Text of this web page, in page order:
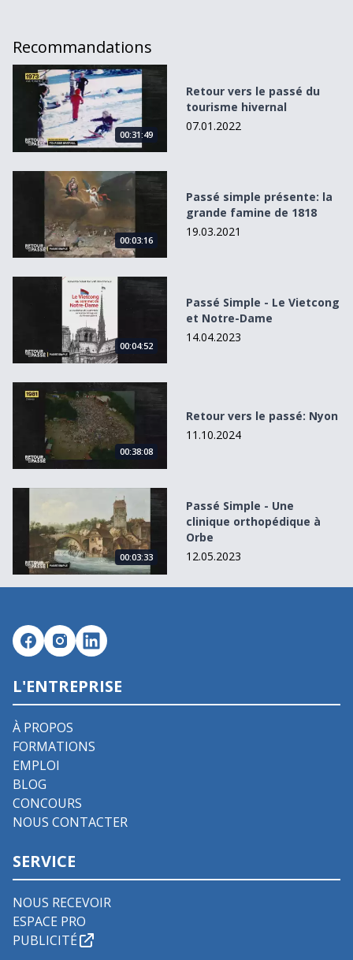
Recommandations
Retour vers le passé du tourisme hivernal
00:31:49
Retour vers le passé du
tourisme hivernal
07.01.2022
Passé simple présente: la grande famine de 1818
00:03:16
Passé simple présente: la
grande famine de 1818
19.03.2021
Passé Simple - Le Vietcong et Notre-Dame
00:04:52
Passé Simple - Le Vietcong
et Notre-Dame
14.04.2023
Retour vers le passé: Nyon
00:38:08
Retour vers le passé: Nyon
11.10.2024
Passé Simple - Une clinique orthopédique à Orbe
00:03:33
Passé Simple - Une
clinique orthopédique à
Orbe
12.05.2023
L'ENTREPRISE
À PROPOS
FORMATIONS
EMPLOI
BLOG
CONCOURS
NOUS CONTACTER
SERVICE
NOUS RECEVOIR
ESPACE PRO
PUBLICITÉ